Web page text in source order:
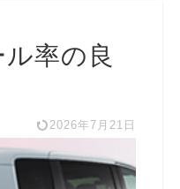
率の良
2026年7月21日